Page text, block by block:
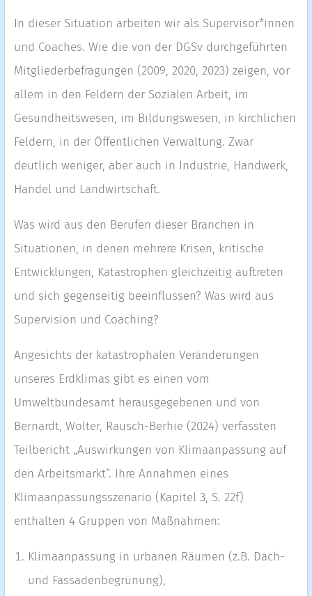
In dieser Situation arbeiten wir als Supervisor*innen
und Coaches. Wie die von der DGSv durchgeführten
Mitgliederbefragungen (2009, 2020, 2023) zeigen, vor
allem in den Feldern der Sozialen Arbeit, im
Gesundheitswesen, im Bildungswesen, in kirchlichen
Feldern, in der Öffentlichen Verwaltung. Zwar
deutlich weniger, aber auch in Industrie, Handwerk,
Handel und Landwirtschaft.
Was wird aus den Berufen dieser Branchen in
Situationen, in denen mehrere Krisen, kritische
Entwicklungen, Katastrophen gleichzeitig auftreten
und sich gegenseitig beeinflussen? Was wird aus
Supervision und Coaching?
Angesichts der katastrophalen Veränderungen
unseres Erdklimas gibt es einen vom
Umweltbundesamt herausgegebenen und von
Bernardt, Wolter, Rausch-Berhie (2024) verfassten
Teilbericht „Auswirkungen von Klimaanpassung auf
den Arbeitsmarkt“. Ihre Annahmen eines
Klimaanpassungsszenario (Kapitel 3, S. 22f)
enthalten 4 Gruppen von Maßnahmen:
Klimaanpassung in urbanen Räumen (z.B. Dach-
und Fassadenbegrünung),